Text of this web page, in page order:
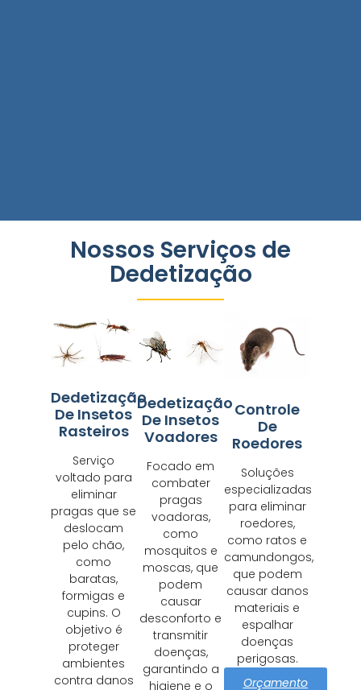
Nossos Serviços de
Dedetização
Dedetização
De Insetos
Rasteiros
Serviço
voltado para
eliminar
pragas que se
deslocam
pelo chão,
como
baratas,
formigas e
cupins. O
objetivo é
proteger
ambientes
contra danos
Dedetização
De Insetos
Voadores
Focado em
combater
pragas
voadoras,
como
mosquitos e
moscas, que
podem
causar
desconforto e
transmitir
doenças,
garantindo a
higiene e o
Controle
De
Roedores
Soluções
especializadas
para eliminar
roedores,
como ratos e
camundongos,
que podem
causar danos
materiais e
espalhar
doenças
perigosas.
Orçamento